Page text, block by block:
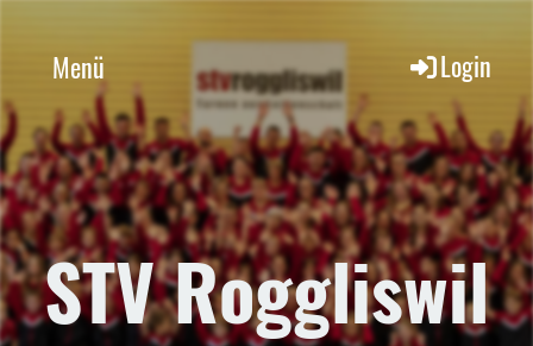
Menü Login
STV Roggliswil